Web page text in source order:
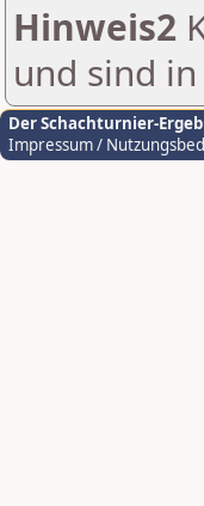
Hinweis2
und sind
Der Schachturnier-
Impressum /